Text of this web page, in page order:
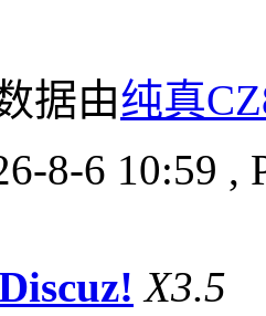
据由纯真
8-6 10:59 ,
X3.5